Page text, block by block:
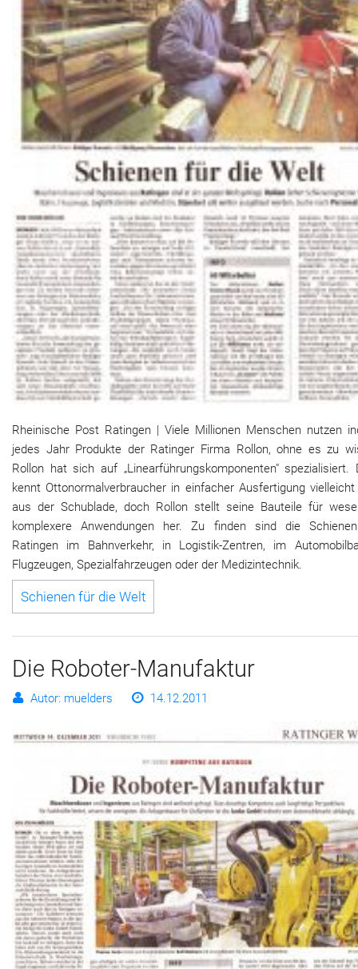
Rheinische Post Ratingen | Viele Millionen Menschen nutzen
jedes Jahr Produkte der Ratinger Firma Rollon, ohne es zu
Rollon hat sich auf „Linearführungskomponenten" spezialisiert.
kennt Ottonormalverbraucher in einfacher Ausfertigung
aus der Schublade, doch Rollon stellt seine Bauteile für
komplexere Anwendungen her. Zu finden sind die
Ratingen im Bahnverkehr, in Logistik-Zentren, im
Flugzeugen, Spezialfahrzeugen oder der Medizintechnik.
Schienen für die Welt
Die Roboter-Manufaktur
Autor: muelders 14.12.2011